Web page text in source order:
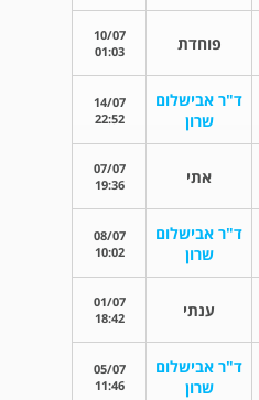
פוחדת
10/07
01:03
ד"ר אבישלום
שרון
14/07
22:52
אתי
07/07
19:36
ד"ר אבישלום
שרון
08/07
10:02
ענתי
01/07
18:42
ד"ר אבישלום
שרון
05/07
11:46